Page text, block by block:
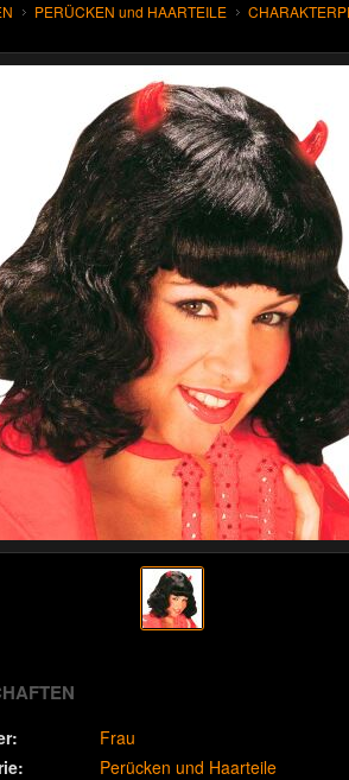
PERÜCKEN und HAARTEILE
Frau
Perücken und Haarteile